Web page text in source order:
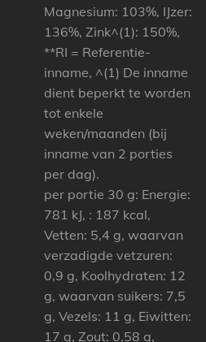
Magnesium: 103%, IJzer:
136%, Zink^(1): 150%,
**RI = Referentie-
inname, ^(1) De inname
dient beperkt te worden
tot enkele
weken/maanden (bij
inname van 2 porties
per dag).
per portie 30 g: Energie:
781 kJ, : 187 kcal,
Vetten: 5,4 g, waarvan
verzadigde vetzuren:
0,9 g, Koolhydraten: 12
g, waarvan suikers: 7,5
g, Vezels: 11 g, Eiwitten:
17 g, Zout: 0,58 g,